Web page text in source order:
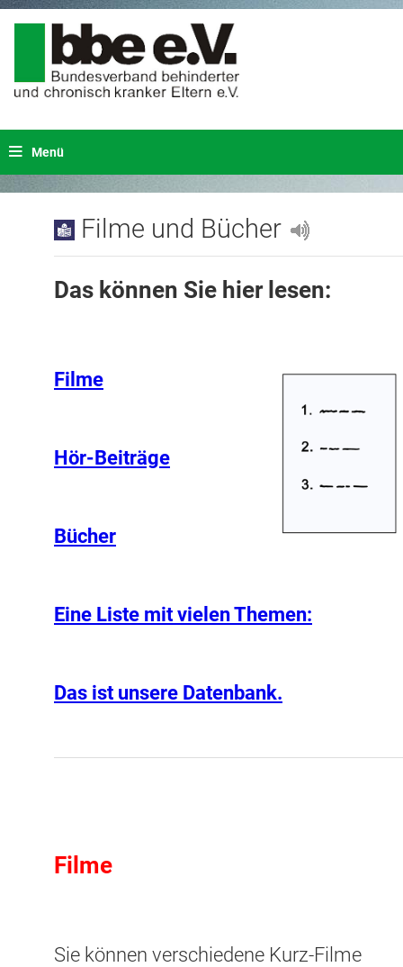
Menü
Filme und Bücher
Das können Sie hier lesen:
Filme
Hör-Beiträge
Bücher
Eine Liste mit vielen Themen:
Das ist unsere Datenbank.
Filme
Sie können verschiedene Kurz-Filme